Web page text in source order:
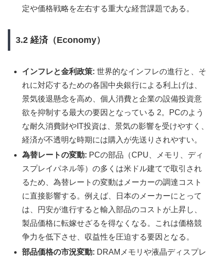
定や価格戦略を左右する重大な経営課題である。
3.2 経済（Economy）
インフレと金利政策: 世界的なインフレの進行と、そ
れに対応するための各国中央銀行による利上げは、
景気後退懸念を高め、個人消費と企業の設備投資意
欲を抑制する最大の要因となっている 2。PCのよう
な耐久消費財やIT投資は、景気の影響を受けやすく、
経済が不透明な時期には購入が先送りされやすい。
為替レートの変動: PCの部品（CPU、メモリ、ディ
スプレイパネル等）の多くは米ドル建てで取引され
るため、為替レートの変動はメーカーの調達コスト
に直接影響する。例えば、日本のメーカーにとって
は、円安が進行すると輸入部品のコストが上昇し、
製品価格に転嫁せざるを得なくなる。これは価格競
争力を低下させ、収益性を圧迫する要因となる。
部品価格の市況変動: DRAMメモリや液晶ディスプレ